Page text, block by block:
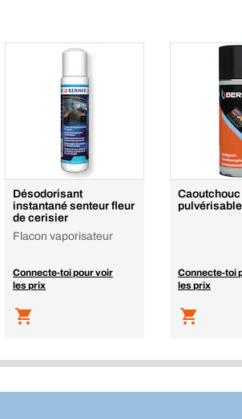
Désodorisant
instantané senteur fleur
de cerisier
Flacon vaporisateur
Connecte-toi pour voir
les prix
Caoutchouc
pulvérisable
Connecte-toi
les prix